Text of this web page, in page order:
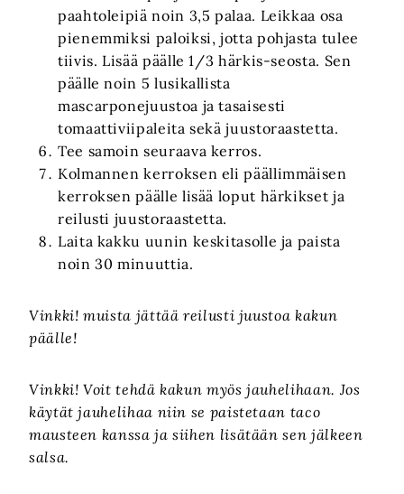
paahtoleipiä noin 3,5 palaa. Leikkaa osa
pienemmiksi paloiksi, jotta pohjasta tulee
tiivis. Lisää päälle 1/3 härkis-seosta. Sen
päälle noin 5 lusikallista
mascarponejuustoa ja tasaisesti
tomaattiviipaleita sekä juustoraastetta.
Tee samoin seuraava kerros.
Kolmannen kerroksen eli päällimmäisen
kerroksen päälle lisää loput härkikset ja
reilusti juustoraastetta.
Laita kakku uunin keskitasolle ja paista
noin 30 minuuttia.
Vinkki! muista jättää reilusti juustoa kakun
päälle!
Vinkki! Voit tehdä kakun myös jauhelihaan. Jos
käytät jauhelihaa niin se paistetaan taco
mausteen kanssa ja siihen lisätään sen jälkeen
salsa.